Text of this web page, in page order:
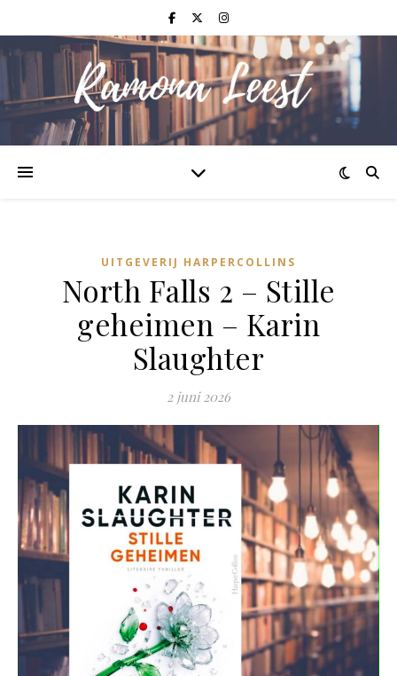
UITGEVERIJ HARPERCOLLINS
North Falls 2 – Stille
geheimen – Karin
Slaughter
2 juni 2026